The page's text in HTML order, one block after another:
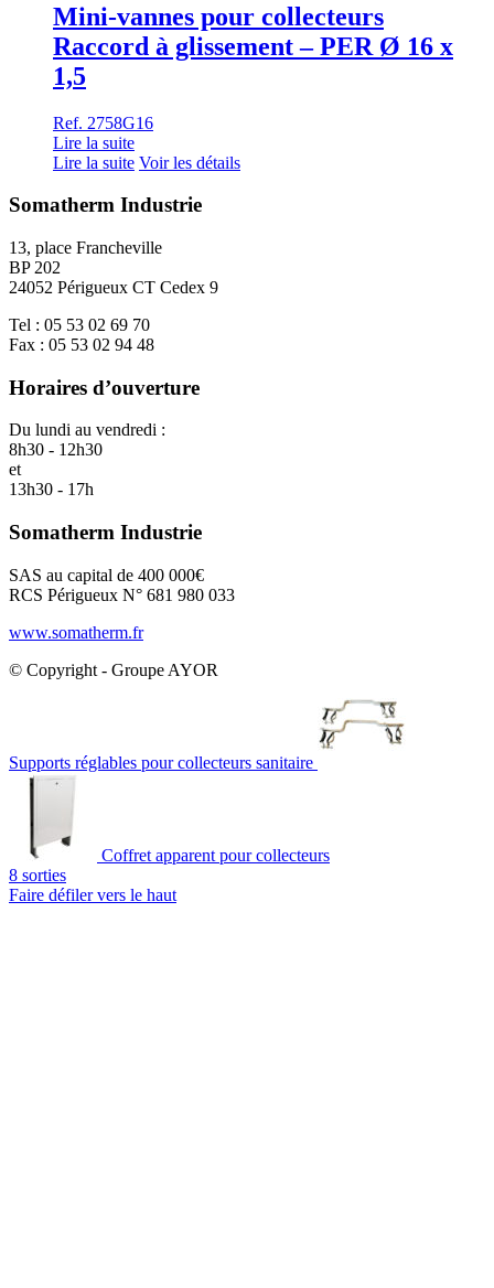
Mini-vannes pour collecteurs
Raccord à glissement – PER Ø 16 x
1,5
Ref. 2758G16
Lire la suite
Lire la suite Voir les détails
Somatherm Industrie
13, place Francheville
BP 202
24052 Périgueux CT Cedex 9
Tel : 05 53 02 69 70
Fax : 05 53 02 94 48
Horaires d’ouverture
Du lundi au vendredi :
8h30 - 12h30
et
13h30 - 17h
Somatherm Industrie
SAS au capital de 400 000€
RCS Périgueux N° 681 980 033
www.somatherm.fr
© Copyright - Groupe AYOR
Supports réglables pour collecteurs sanitaire
Coffret apparent pour collecteurs
8 sorties
Faire défiler vers le haut